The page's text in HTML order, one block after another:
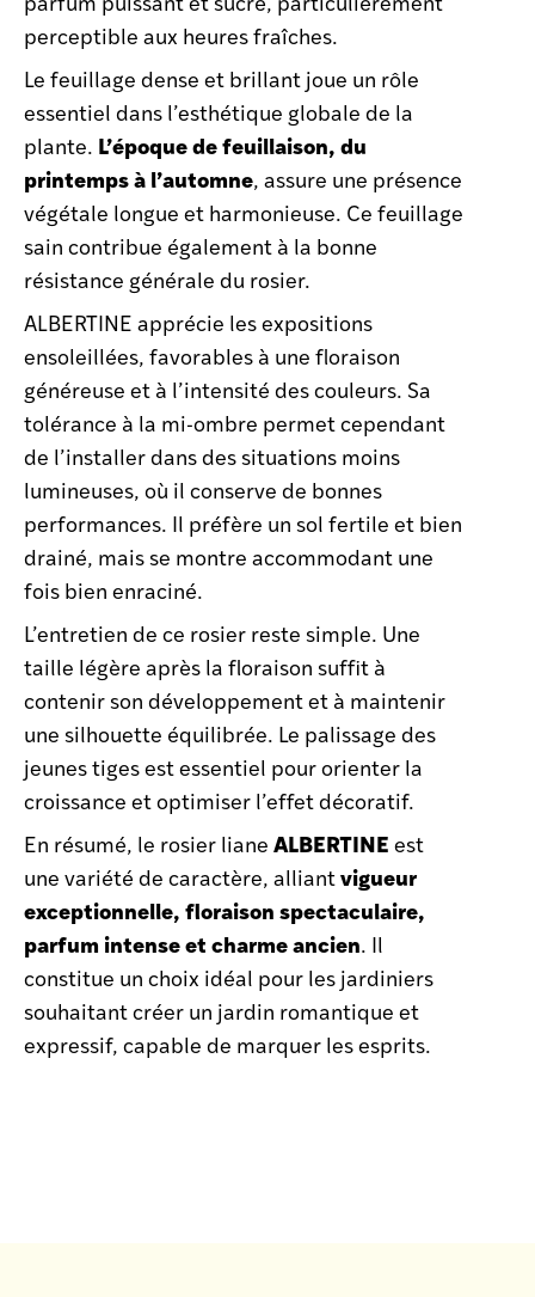
perceptible aux heures fraîches.
Le feuillage dense et brillant joue un rôle
essentiel dans l’esthétique globale de la
plante. L’époque de feuillaison, du
printemps à l’automne, assure une présence
végétale longue et harmonieuse. Ce feuillage
sain contribue également à la bonne
résistance générale du rosier.
ALBERTINE apprécie les expositions
ensoleillées, favorables à une floraison
généreuse et à l’intensité des couleurs. Sa
tolérance à la mi-ombre permet cependant
de l’installer dans des situations moins
lumineuses, où il conserve de bonnes
performances. Il préfère un sol fertile et bien
drainé, mais se montre accommodant une
fois bien enraciné.
L’entretien de ce rosier reste simple. Une
taille légère après la floraison suffit à
contenir son développement et à maintenir
une silhouette équilibrée. Le palissage des
jeunes tiges est essentiel pour orienter la
croissance et optimiser l’effet décoratif.
En résumé, le rosier liane ALBERTINE est
une variété de caractère, alliantvigueur
exceptionnelle, floraison spectaculaire,
parfum intense et charme ancien. Il
constitue un choix idéal pour les jardiniers
souhaitant créer un jardin romantique et
expressif, capable de marquer les esprits.